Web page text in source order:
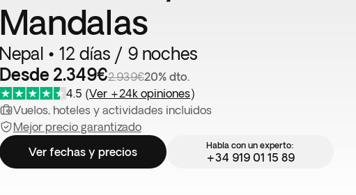
Mandalas
Nepal • 12 días / 9 noches
Desde 2.349€2.939€20% dto.
4.5 (Ver +24k opiniones)
Vuelos, hoteles y actividades incluidos
Mejor precio garantizado
Ver fechas y precios
Habla con un experto:
+34 919 01 15 89